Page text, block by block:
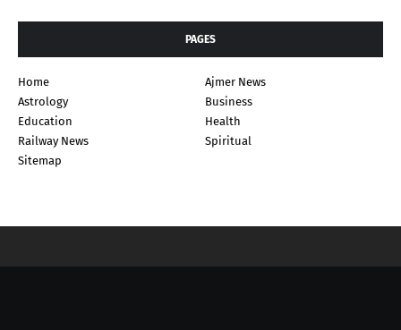
PAGES
Home
Ajmer News
Astrology
Business
Education
Health
Railway News
Spiritual
Sitemap